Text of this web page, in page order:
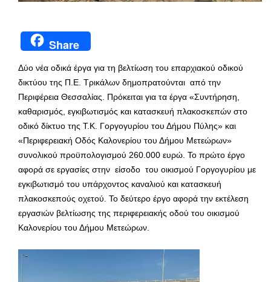
Share
Δύο νέα οδικά έργα για τη βελτίωση του επαρχιακού οδικού
δικτύου της Π.Ε. Τρικάλων δημοπρατούνται από την
Περιφέρεια Θεσσαλίας. Πρόκειται για τα έργα «Συντήρηση,
καθαρισμός, εγκιβωτισμός και κατασκευή πλακοσκεπών στο
οδικό δίκτυο της Τ.Κ. Γοργογυρίου του Δήμου Πύλης» και
«Περιφερειακή Οδός Καλονερίου του Δήμου Μετεώρων»
συνολικού προϋπολογισμού 260.000 ευρώ. Το πρώτο έργο
αφορά σε εργασίες στην είσοδο του οικισμού Γοργογυρίου με
εγκιβωτισμό του υπάρχοντος καναλιού και κατασκευή
πλακοσκεπούς οχετού. Το δεύτερο έργο αφορά την εκτέλεση
εργασιών βελτίωσης της περιφερειακής οδού του οικισμού
Καλονερίου του Δήμου Μετεώρων.